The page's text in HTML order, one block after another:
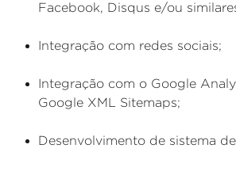
Facebook, Disqus e/ou
Integração com redes sociais;
Integração com o Google
Google XML Sitemaps;
Desenvolvimento de sistema